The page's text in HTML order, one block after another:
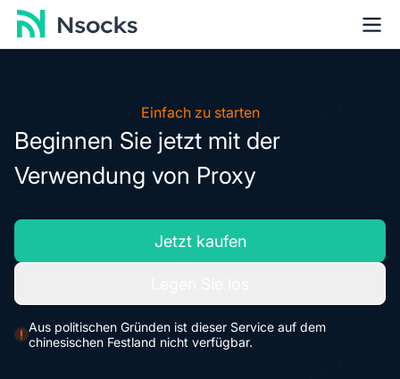
Einfach zu starten
Beginnen Sie jetzt mit der
Verwendung von Proxy
Jetzt kaufen
Aus politischen Gründen ist dieser Service auf dem
chinesischen Festland nicht verfügbar.